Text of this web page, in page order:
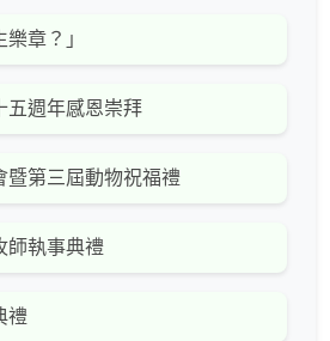
樂章？」
五週年感恩崇拜
暨第三屆動物祝福禮
師執事典禮
禮